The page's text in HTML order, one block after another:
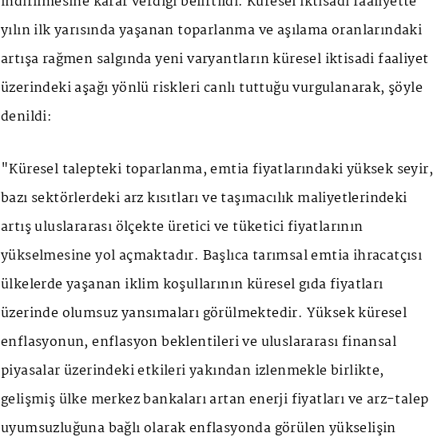
yılın ilk yarısında yaşanan toparlanma ve aşılama oranlarındaki
artışa rağmen salgında yeni varyantların küresel iktisadi faaliyet
üzerindeki aşağı yönlü riskleri canlı tuttuğu vurgulanarak, şöyle
denildi:
"Küresel talepteki toparlanma, emtia fiyatlarındaki yüksek seyir,
bazı sektörlerdeki arz kısıtları ve taşımacılık maliyetlerindeki
artış uluslararası ölçekte üretici ve tüketici fiyatlarının
yükselmesine yol açmaktadır. Başlıca tarımsal emtia ihracatçısı
ülkelerde yaşanan iklim koşullarının küresel gıda fiyatları
üzerinde olumsuz yansımaları görülmektedir. Yüksek küresel
enflasyonun, enflasyon beklentileri ve uluslararası finansal
piyasalar üzerindeki etkileri yakından izlenmekle birlikte,
gelişmiş ülke merkez bankaları artan enerji fiyatları ve arz-talep
uyumsuzluğuna bağlı olarak enflasyonda görülen yükselişin